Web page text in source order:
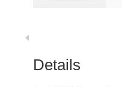
Details